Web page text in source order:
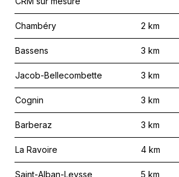
Chambéry 2 km
Bassens 3 km
Jacob-Bellecombette 3 km
Cognin 3 km
Barberaz 3 km
La Ravoire 4 km
Saint-Alban-Leysse 5 km